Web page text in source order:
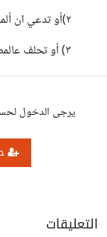
٢)أو تدعي ان ألمانيا فاشلة
٣) أو تحلف عالمصحف ان أنجيلا ميركل رجل :)
يرجى الدخول
التعليقات